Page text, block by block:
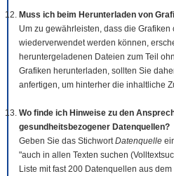
Muss ich beim Herunterladen von
Um zu gewährleisten, dass die Grafiken
wiederverwendet werden können,
heruntergeladenen Dateien zum Teil
Grafiken herunterladen, sollten Sie
anfertigen, um hinterher die inhaltliche
Wo finde ich Hinweise zu den
gesundheitsbezogener Datenquellen?
Geben Sie das StichwortDatenquelle
"auch in allen Texten suchen
Liste mit fast 200 Datenquellen aus